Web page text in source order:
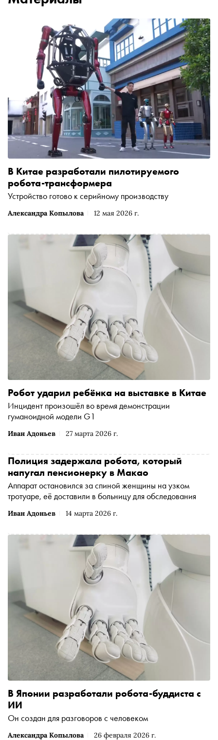
Александра Копылова 12 мая 2026 г.
В Китае разработали пилотируемого
робота-трансформера
Устройство готово к серийному производству
Иван Адоньев 27 марта 2026 г.
Робот ударил ребёнка на выставке в Китае
Инцидент произошёл во время демонстрации
гуманоидной модели G1
Иван Адоньев 14 марта 2026 г.
Полиция задержала робота, который
напугал пенсионерку в Макао
Аппарат остановился за спиной женщины на узком
тротуаре, её доставили в больницу для обследования
Александра Копылова 26 февраля 2026 г.
В Японии разработали робота-буддиста с
ИИ
Он создан для разговоров с человеком